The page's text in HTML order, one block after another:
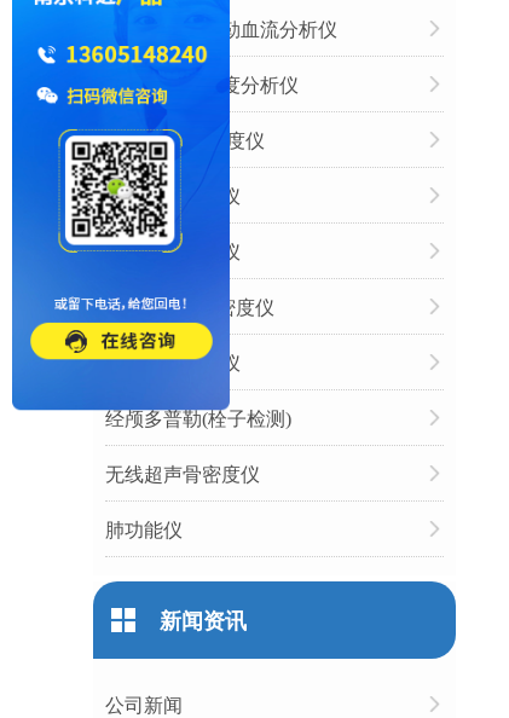
超声经颅多普勒血流分析仪
国产跟骨骨密度分析仪
胫骨/桡骨骨密度仪
动脉硬化检测仪
心率变异分析仪
双能X射线骨密度仪
人体成分分析仪
经颅多普勒(栓子检测)
无线超声骨密度仪
肺功能仪
新闻资讯
公司新闻